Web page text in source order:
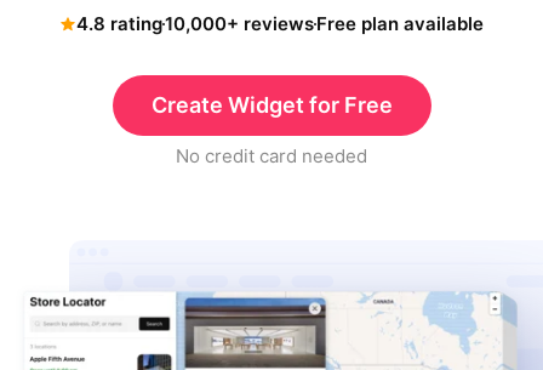
4.8 rating10,000+ reviewsFree plan available
Create Widget for Free
No credit card needed